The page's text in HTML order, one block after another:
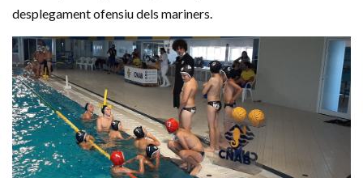
desplegament ofensiu dels mariners.